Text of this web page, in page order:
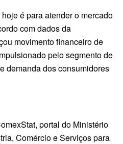
é para atender o mercado
com dados da
movimento financeiro de
pelo segmento de
demanda dos consumidores
portal do Ministério
Comércio e Serviços para